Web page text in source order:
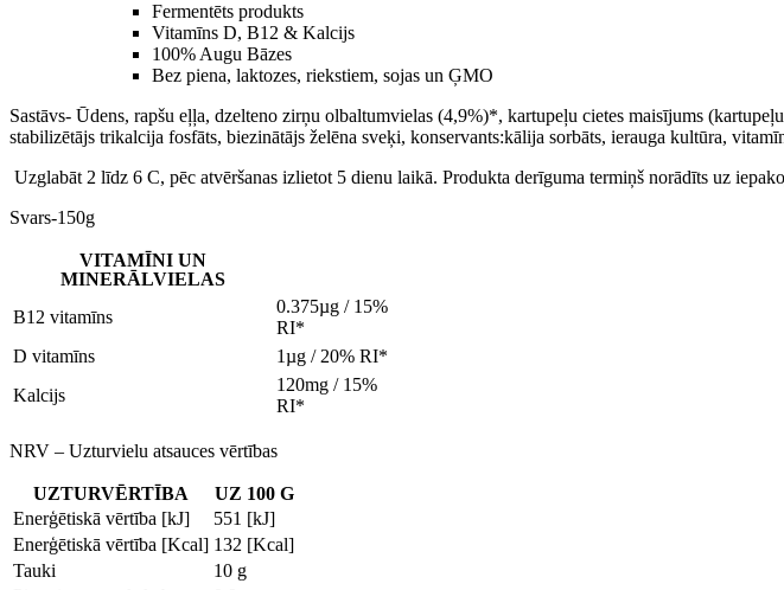
Fermentēts produkts
Vitamīns D, B12 & Kalcijs
100% Augu Bāzes
Bez piena, laktozes, riekstiem, sojas un ĢMO
Sastāvs- Ūdens, rapšu eļļa, dzelteno zirņu olbaltumvielas (4,9%)*, kartupeļu cietes maisījums
stabilizētājs trikalcija fosfāts, biezinātājs želēna sveķi, konservants:kālija sorbāts, ierauga kultūra,
Uzglabāt 2 līdz 6 C, pēc atvēršanas izlietot 5 dienu laikā. Produkta derīguma termiņš norādīts uz
Svars-150g
VITAMĪNI UN
MINERĀLVIELAS
B12 vitamīns
0.375µg / 15%
RI*
D vitamīns
1µg / 20% RI*
Kalcijs
120mg / 15%
RI*
NRV – Uzturvielu atsauces vērtības
UZTURVĒRTĪBA
UZ 100 G
Enerģētiskā vērtība [kJ]
551 [kJ]
Enerģētiskā vērtība [Kcal] 132 [Kcal]
Tauki
10 g